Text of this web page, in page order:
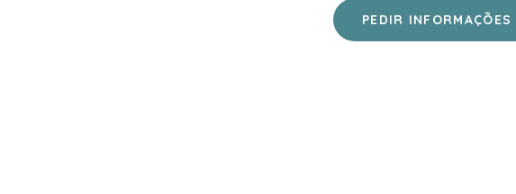
PEDIR INFORMAÇÕES